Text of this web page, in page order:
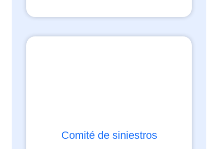
Comité de siniestros